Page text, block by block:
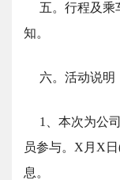
五。行程及乘
知。
六。活动说明
1、本次为公
员参与。X月X
息。